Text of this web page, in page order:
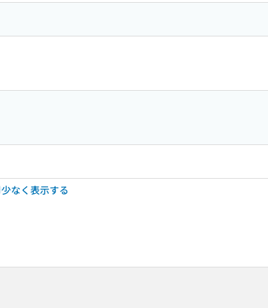
少なく表示する